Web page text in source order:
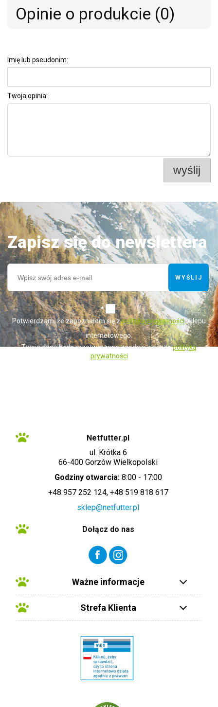
Opinie o produkcie (0)
Imię lub pseudonim:
Twoja opinia:
wyślij
Zapisz się do newslettera
WYŚLIJ
*
Potwierdzam, że zapoznałem się zpolityką prywatnościsklepu
internetowego.
Twoje dane będą przetwarzane zgodnie z nasząpolityką
prywatności
Netfutter.pl
ul. Krótka 6
66-400 Gorzów Wielkopolski
Godziny otwarcia:8:00 - 17:00
+48 957 252 124, +48 519 818 617
sklep@netfutter.pl
Dołącz do nas
Ważne informacje
Strefa Klienta